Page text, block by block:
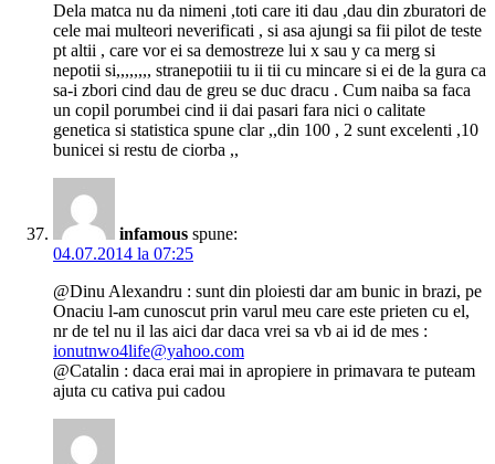
Dela matca nu da nimeni ,toti care iti dau ,dau din zburatori de
cele mai multeori neverificati , si asa ajungi sa fii pilot de teste
pt altii , care vor ei sa demostreze lui x sau y ca merg si
nepotii si,,,,,,,, stranepotiii tu ii tii cu mincare si ei de la gura ca
sa-i zbori cind dau de greu se duc dracu . Cum naiba sa faca
un copil porumbei cind ii dai pasari fara nici o calitate
genetica si statistica spune clar ,,din 100 , 2 sunt excelenti ,10
bunicei si restu de ciorba ,,
infamous spune:
04.07.2014 la 07:25
@Dinu Alexandru : sunt din ploiesti dar am bunic in brazi, pe
Onaciu l-am cunoscut prin varul meu care este prieten cu el,
nr de tel nu il las aici dar daca vrei sa vb ai id de mes :
ionutnwo4life@yahoo.com
@Catalin : daca erai mai in apropiere in primavara te puteam
ajuta cu cativa pui cadou